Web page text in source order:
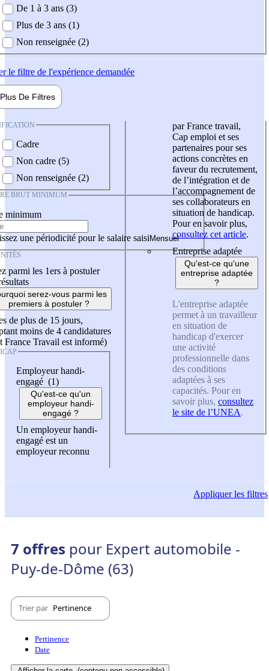
De 1 à 3 ans (3)
Plus de 3 ans (1)
Non renseignée (2)
le filtre de l'expérience demandée
Plus De Filtres
Cadre
Non cadre (5)
Non renseignée (2)
BRUT MINIMUM
minimum
une périodicité pour le salaire saisi
parmi les 1ers à postuler
serez-vous parmi les
premiers à postuler ?
de plus de 15 jours,
moins de 4 candidatures
France Travail est informé)
Employeur handi-
engagé (1)
Qu'est-ce qu'un
employeur handi-
engagé ?
Un employeur handi-
engagé est un
employeur reconnu
par France travail,
Cap emploi et ses
partenaires pour ses
actions concrètes en
faveur du recrutement,
de l’intégration et de
l’accompagnement de
ses collaborateurs en
situation de handicap.
Pour en savoir plus,
consultez cet article.
Entreprise adaptée
Qu'est-ce qu'une
entreprise adaptée
?
L'entreprise adaptée
permet à un travailleur
en situation de
handicap d'exercer
une activité
professionnelle dans
des conditions
adaptées à ses
capacités. Pour en
savoir plus, consultez
le site de l’UNEA.
Appliquerles filtres
7 offres pour Expert automobile -
Puy-de-Dôme (63)
Trier par Pertinence
Pertinence
Date